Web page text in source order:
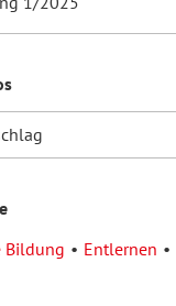
Bildung
Entlernen